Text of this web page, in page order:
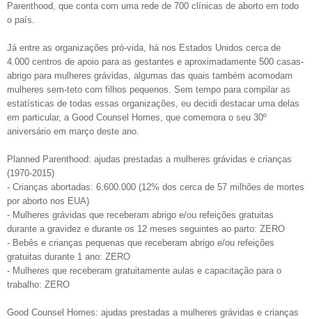
Parenthood, que conta com uma rede de 700 clínicas de aborto em todo
o país.
Já entre as organizações pró-vida, há nos Estados Unidos cerca de
4.000 centros de apoio para as gestantes e aproximadamente 500 casas-
abrigo para mulheres grávidas, algumas das quais também acomodam
mulheres sem-teto com filhos pequenos. Sem tempo para compilar as
estatísticas de todas essas organizações, eu decidi destacar uma delas
em particular, a Good Counsel Homes, que comemora o seu 30º
aniversário em março deste ano.
Planned Parenthood: ajudas prestadas a mulheres grávidas e crianças
(1970-2015)
- Crianças abortadas: 6.600.000 (12% dos cerca de 57 milhões de mortes
por aborto nos EUA)
- Mulheres grávidas que receberam abrigo e/ou refeições gratuitas
durante a gravidez e durante os 12 meses seguintes ao parto: ZERO
- Bebês e crianças pequenas que receberam abrigo e/ou refeições
gratuitas durante 1 ano: ZERO
- Mulheres que receberam gratuitamente aulas e capacitação para o
trabalho: ZERO
Good Counsel Homes: ajudas prestadas a mulheres grávidas e crianças